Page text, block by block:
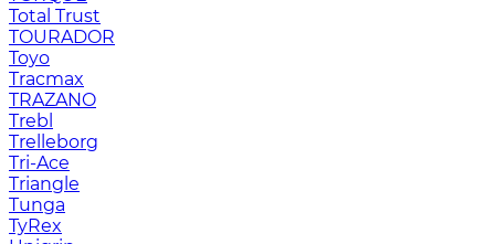
Total Trust
TOURADOR
Toyo
Tracmax
TRAZANO
Trebl
Trelleborg
Tri-Ace
Triangle
Tunga
TyRex